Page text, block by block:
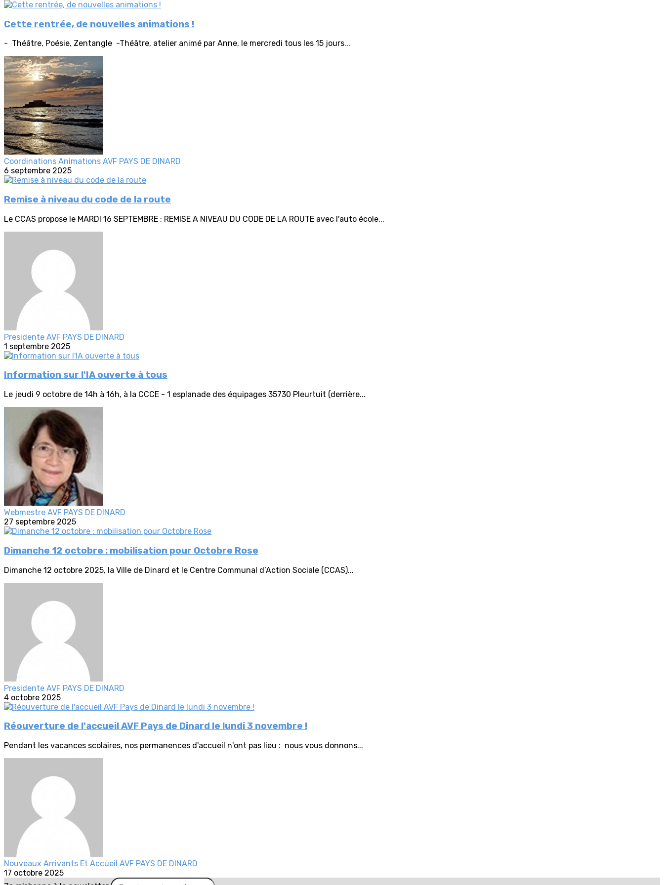
Cette rentrée, de nouvelles animations !
- Théâtre, Poésie, Zentangle -Théâtre, atelier animé par Anne, le mercredi tous les 15 jours...
Coordinations Animations AVF PAYS DE DINARD
6 septembre 2025
Remise à niveau du code de la route
Le CCAS propose le MARDI 16 SEPTEMBRE : REMISE A NIVEAU DU CODE DE LA ROUTE avec l'auto école...
Presidente AVF PAYS DE DINARD
1 septembre 2025
Information sur l'IA ouverte à tous
Le jeudi 9 octobre de 14h à 16h, à la CCCE - 1 esplanade des équipages 35730 Pleurtuit (derrière...
Webmestre AVF PAYS DE DINARD
27 septembre 2025
Dimanche 12 octobre : mobilisation pour Octobre Rose
Dimanche 12 octobre 2025, la Ville de Dinard et le Centre Communal d’Action Sociale (CCAS)...
Presidente AVF PAYS DE DINARD
4 octobre 2025
Réouverture de l'accueil AVF Pays de Dinard le lundi 3 novembre !
Pendant les vacances scolaires, nos permanences d'accueil n'ont pas lieu : nous vous donnons...
Nouveaux Arrivants Et Accueil AVF PAYS DE DINARD
17 octobre 2025